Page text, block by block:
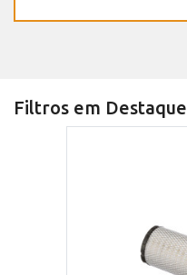
Filtros em Destaque